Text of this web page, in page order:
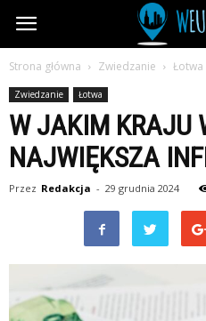
wEuropie.pl
Strona główna Zwiedzanie Łotwa
Zwiedzanie Łotwa
W JAKIM KRAJU
NAJWIĘKSZA
Przez Redakcja - 29 grudnia 2024